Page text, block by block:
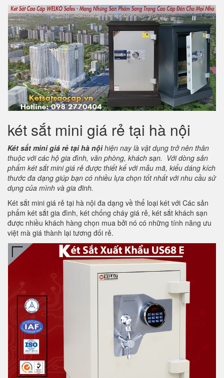
két sắt mini giá rẻ tại hà nội
Két sắt mini giá rẻ tại hà nộihiện nay là vật dụng trở nên thân
thuộc với các hộ gia đình, văn phòng, khách sạn. Với dòng sản
phẩm két sắt mini giá rẻ được thiết kế với mẫu mã, kiểu dáng kích
thước đa dạng giúp bạn có nhiều lựa chọn tốt nhất với nhu cầu sử
dụng của mình và gia đinh.
Két sắt mini giá rẻ tại hà nội đa dạng về thể loại két với Các sản
phẩm két sắt gia đình, két chống cháy giá rẻ, két sắt khách sạn
được nhiều khách hàng chọn mua bởi nó có những tính năng ưu
việt mà giá thành lại tương đối rẻ.